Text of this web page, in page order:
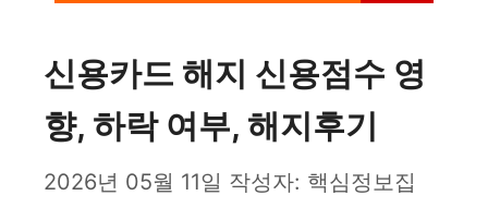
신용카드 해지 신용점수 영
향, 하락 여부, 해지후기
2026년 05월 11일 작성자: 핵심정보집